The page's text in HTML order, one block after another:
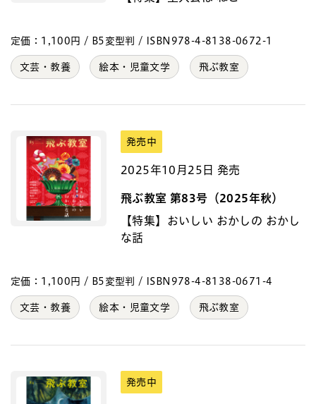
定価：1,100円 / B5変型判 / ISBN978-4-8138-0672-1
文芸・教養 絵本・児童文学 飛ぶ教室
発売中
2025年10月25日 発売
飛ぶ教室 第83号（2025年秋）
【特集】おいしい おかしの おかし
な話
定価：1,100円 / B5変型判 / ISBN978-4-8138-0671-4
文芸・教養 絵本・児童文学 飛ぶ教室
発売中